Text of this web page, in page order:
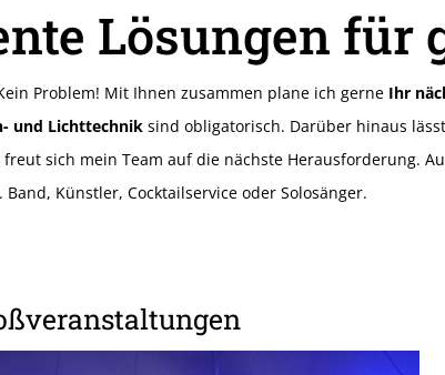
Lösungen für
Problem! Mit Ihnen zusammen plane ich gerne Ihr
und Lichttechnik sind obligatorisch. Darüber hinaus
freut sich mein Team auf die nächste Herausforderung.
Künstler, Cocktailservice oder Solosänger.